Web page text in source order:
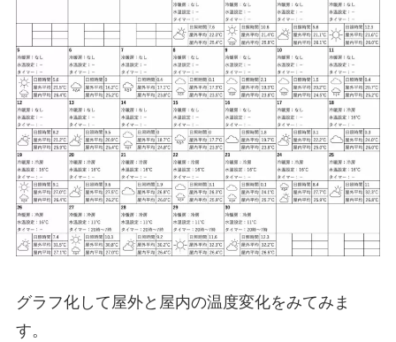
グラフ化して屋外と屋内の温度変化をみてみま
す。